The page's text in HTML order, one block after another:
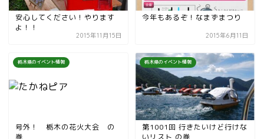
安心してください！やります
よ！！
2015年11月15日
今年もあるぞ！なまずまつり
2015年6月11日
栃木県のイベント情報
号外！ 栃木の花火大会 の
巻
栃木県のイベント情報
第1001回 行きたいけど行けな
いリスト の巻